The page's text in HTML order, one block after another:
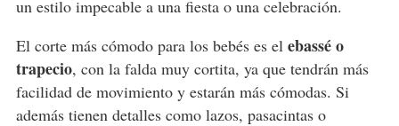
un estilo impecable a una fiesta o una celebración.
El corte más cómodo para los bebés es el ebassé o
trapecio, con la falda muy cortita, ya que tendrán más
facilidad de movimiento y estarán más cómodas. Si
además tienen detalles como lazos, pasacintas o